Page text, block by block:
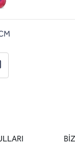
ekle
e-posta ile gönder
sor